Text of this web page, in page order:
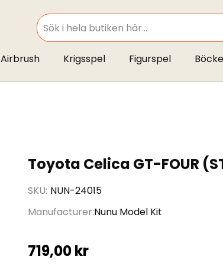
SEARCH
Airbrush Krigsspel Figurspel
Toyota Celica GT-FOUR
SKU NUN-24015
Manufacturer Nunu Model Kit
719,00 kr